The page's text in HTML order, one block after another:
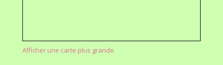
Afficher une carte plus grande